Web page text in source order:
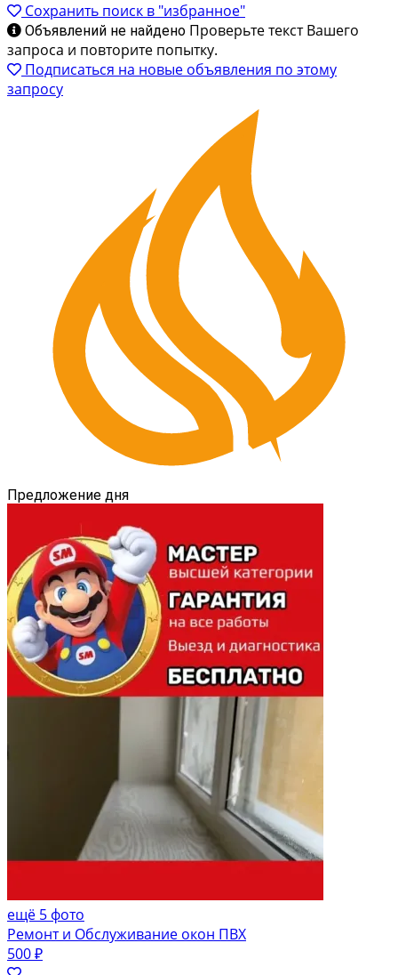
Сохранить поиск в "избранное"
Объявлений не найдено Проверьте текст Вашего
запроса и повторите попытку.
Подписаться на новые объявления по этому
запросу
Предложение дня
ещё 5 фото
Ремонт и Обслуживание окон ПВХ
500 ₽